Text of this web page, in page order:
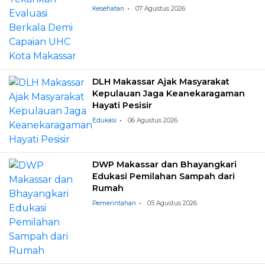
Kesehatan 07 Agustus 2026
DLH Makassar Ajak Masyarakat
Kepulauan Jaga Keanekaragaman
Hayati Pesisir
Edukasi 06 Agustus 2026
DWP Makassar dan Bhayangkari
Edukasi Pemilahan Sampah dari
Rumah
Pemerintahan 05 Agustus 2026